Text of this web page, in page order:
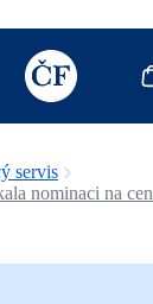
TODO: Add
servis
nominaci na